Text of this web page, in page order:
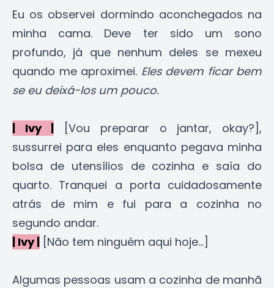
Eu os observei dormindo aconchegados na
minha cama. Deve ter sido um sono
profundo, já que nenhum deles se mexeu
quando me aproximei. Eles devem ficar bem
se eu deixá-los um pouco.
| Ivy | [Vou preparar o jantar, okay?],
sussurrei para eles enquanto pegava minha
bolsa de utensílios de cozinha e saía do
quarto. Tranquei a porta cuidadosamente
atrás de mim e fui para a cozinha no
segundo andar.
| Ivy | [Não tem ninguém aqui hoje...]
Algumas pessoas usam a cozinha de manhã